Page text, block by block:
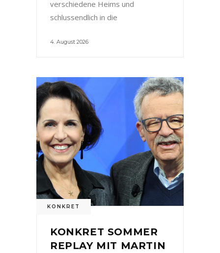
verschiedene Heims und
schlussendlich in die
4. August 2026
KONKRET
KONKRET SOMMER
REPLAY MIT MARTIN